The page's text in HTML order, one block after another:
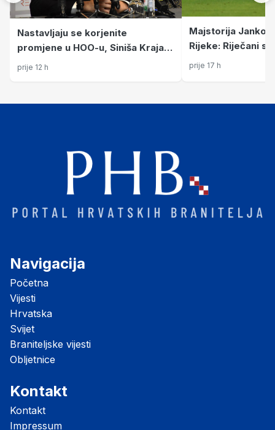
Nastavljaju se korjenite
promjene u HOO-u, Siniša Krajač
više nije glavni tajnik
prije 12 h
Majstorija
Rijeke: Riječani s
prednosti putuju
prije 17 h
Navigacija
Početna
Vijesti
Hrvatska
Svijet
Braniteljske vijesti
Obljetnice
Kontakt
Kontakt
Impressum